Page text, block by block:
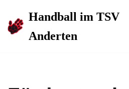
Zum
Handball im TSV
Anderten